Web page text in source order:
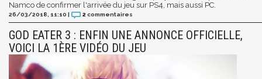
Namco de confirmer l'arrivée du jeu sur PS4, mais aussi PC.
26/03/2018, 11:10 | 2 commentaires
GOD EATER 3 : ENFIN UNE ANNONCE OFFICIELLE,
VOICI LA 1ÈRE VIDÉO DU JEU